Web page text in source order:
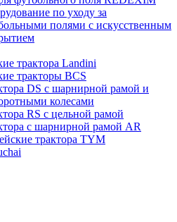
по уходу за
полями с искусственным
трактора Landini
тракторы BCS
DS с шарнирной рамой и
колесами
RS с цельной рамой
с шарнирной рамой AR
трактора TYM